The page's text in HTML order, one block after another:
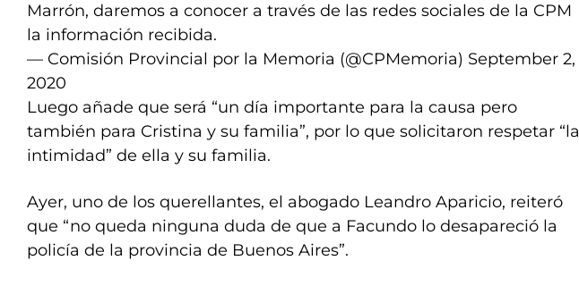
Marrón, daremos a conocer a través de las redes sociales de la CPM
la información recibida.
— Comisión Provincial por la Memoria (@CPMemoria) September 2,
2020
Luego añade que será “un día importante para la causa pero
también para Cristina y su familia”, por lo que solicitaron respetar “la
intimidad” de ella y su familia.
Ayer, uno de los querellantes, el abogado Leandro Aparicio, reiteró
que “no queda ninguna duda de que a Facundo lo desapareció la
policía de la provincia de Buenos Aires”.